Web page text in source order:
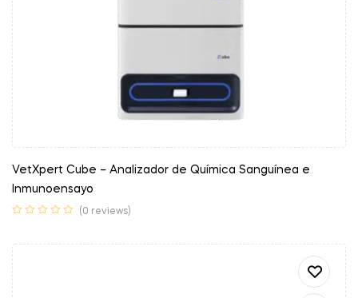
VetXpert Cube – Analizador de Química Sanguínea e
Inmunoensayo
(0 reviews)